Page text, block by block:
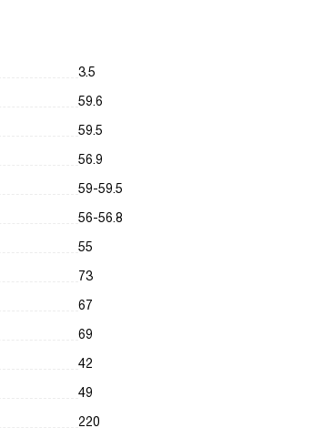
3.5
59.6
59.5
56.9
59-59.5
56-56.8
55
73
67
69
42
49
220